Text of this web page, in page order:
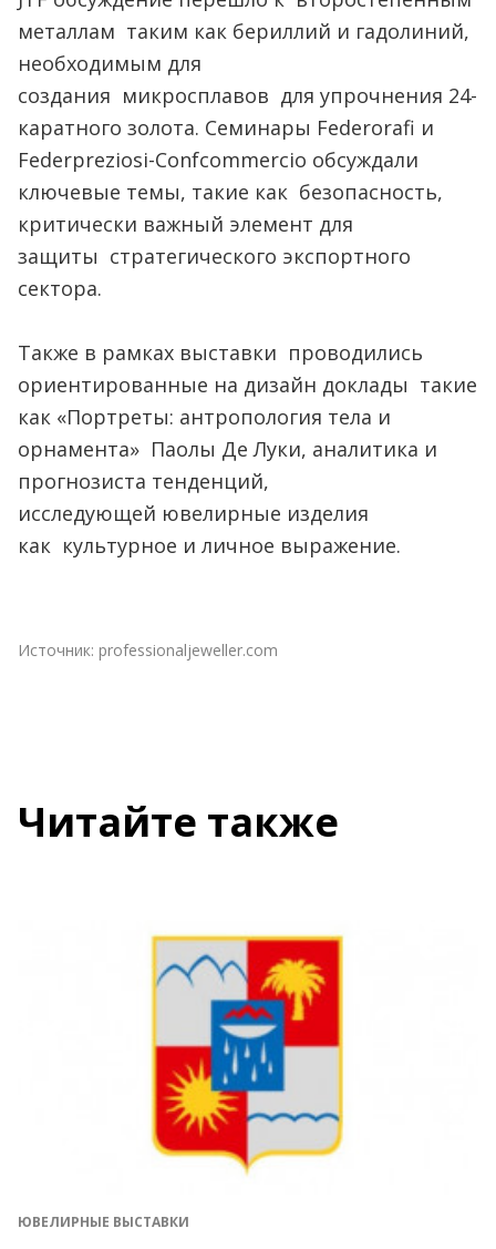
металлам таким как бериллий и гадолиний,
необходимым для
создания микросплавов для упрочнения 24-
каратного золота. Семинары Federorafi и
Federpreziosi-Confcommercio обсуждали
ключевые темы, такие как безопасность,
критически важный элемент для
защиты стратегического экспортного
сектора.
Также в рамках выставки проводились
ориентированные на дизайн доклады такие
как «Портреты: антропология тела и
орнамента» Паолы Де Луки, аналитика и
прогнозиста тенденций,
исследующей ювелирные изделия
как культурное и личное выражение.
Источник: professionaljeweller.com
Читайте также
ЮВЕЛИРНЫЕ ВЫСТАВКИ